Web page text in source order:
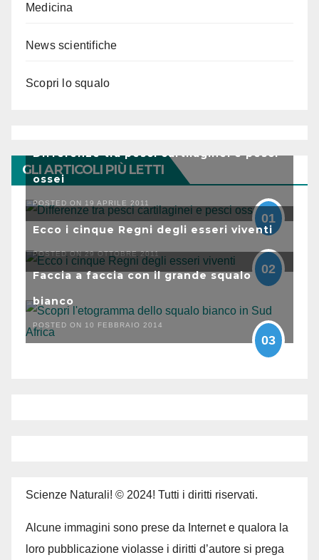
Medicina
News scientifiche
Scopri lo squalo
GLI ARTICOLI PIÙ LETTI
Differenze tra pesci cartilaginei e pesci
ossei
POSTED ON 19 APRILE 2011
01
Ecco i cinque Regni degli esseri viventi
POSTED ON 29 OTTOBRE 2011
02
Faccia a faccia con il grande squalo
bianco
POSTED ON 10 FEBBRAIO 2014
03
Scienze Naturali! © 2024! Tutti i diritti riservati.
Alcune immagini sono prese da Internet e qualora la
loro pubblicazione violasse i diritti d’autore si prega